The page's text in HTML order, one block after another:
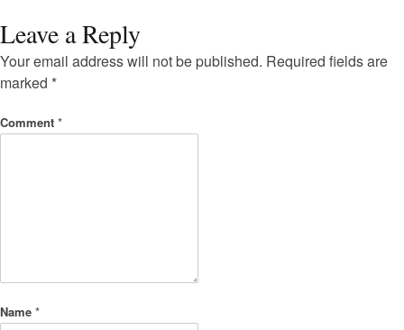
Leave a Reply
Your email address will not be published. Required fields are
marked *
Comment *
Name *